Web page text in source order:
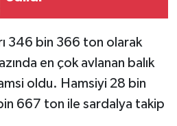
346 bin 366 ton olarak
en çok avlanan balık
oldu. Hamsiyi 28 bin
667 ton ile sardalya takip